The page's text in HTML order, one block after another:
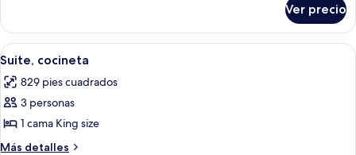
familiar,
chimenea
Ver precio
Abrir
todas
las
fotos
de
Suite,
Un dormitorio moderno con cama,
10
Suite, cocineta
829 pies cuadrados
3 personas
1 cama King size
Más detalles
Más